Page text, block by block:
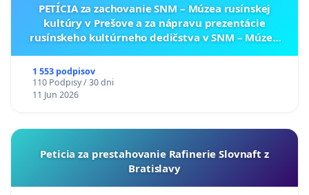
PETÍCIA za zachovanie SNM – Múzea rusínskej
kultúry v Prešove a za nápravu prezentácie
rusínskeho kultúrneho dedičstva v SNM – Múzeu
1 553 podpisov
110 Podpisy / 30 dni
11 Jun 2026
Peticia za prestahovanie Rafinerie Slovnaft z
Bratislavy